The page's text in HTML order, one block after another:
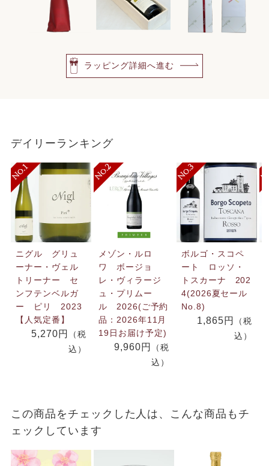
ラッピング詳細へ進む
デイリーランキング
ニグル グリュ
ーナー・ヴェル
トリーナー セ
ンフテンベルガ
ー ピリ 2023
【人気定番】
5,270円
（税
込）
メゾン・ルロ
ワ ボージョ
レ・ヴィラージ
ュ・プリムー
ル 2026(ご予約
品：2026年11月
19日お届け予定)
9,960円
（税
込）
ボルゴ・スコペ
ート ロッソ・
トスカーナ 202
4(2026夏セール
No.8)
1,865円
（税
込）
この商品をチェックした人は、こんな商品もチ
ェックしています